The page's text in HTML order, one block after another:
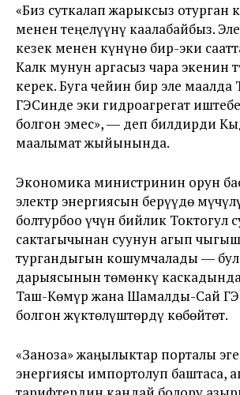
«Биз суткалап жарыксыз отурган
менен теңелүүнү каалабайбыз.
кезек менен күнүнө бир-эки
Калк мунун аргасыз чара экенин
керек. Буга чейин бир эле маалда
ГЭСинде эки гидроагрегат
болгон эмес», ― деп билдирди
маалымат жыйынында.
Экономика министринин орун
электр энергиясын берүүдө
болтурбоо үчүн бийлик Токтогул
сактагычынан суунун агып
тургандыгын кошумчалады ―
дарыясынын төмөнкү
Таш-Көмүр жана Шамалды-Сай
болгон жүктөлүштөрдү көбөйтөт.
«Заноза» жаңылыктар порталы
энергиясы импортолуп баштаса,